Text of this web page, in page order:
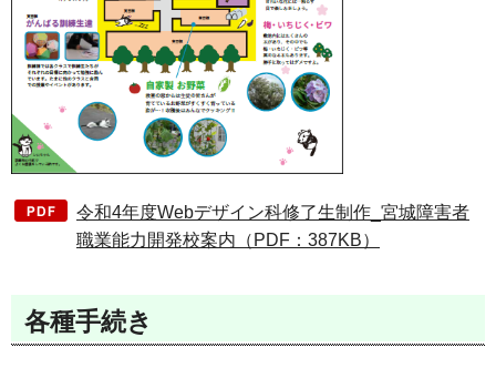
令和4年度Webデザイン科修了生制作_宮城障害者
職業能力開発校案内（PDF：387KB）
各種手続き